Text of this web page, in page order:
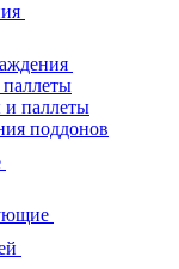
и паллеты
поддонов